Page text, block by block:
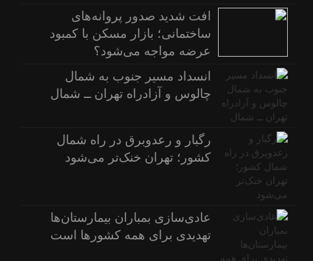
افت شدید صدور پروانه‌های
ساختمانی؛ بازار مسکن با کمبود
عرضه مواجه می‌شود؟
انسداد مسیر جنوب به شمال
چالوس و آزادراه تهران ــ شمال
رگبار و رعدوبرق در راه شمال
کشور؛ تهران خنک‌تر می‌شود
عادی‌سازی بمباران بیمارستان‌ها
تهدیدی برای همه کشورها است